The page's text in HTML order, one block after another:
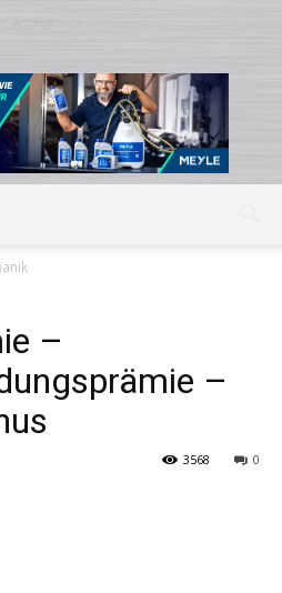
–
–
0
3568